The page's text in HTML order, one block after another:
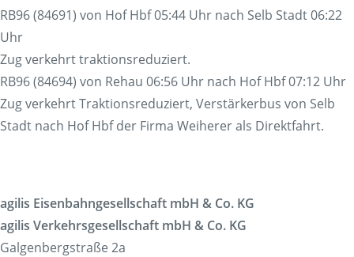
RB96 (84691) von Hof Hbf 05:44 Uhr nach Selb Stadt 06:22
Uhr
Zug verkehrt traktionsreduziert.
RB96 (84694) von Rehau 06:56 Uhr nach Hof Hbf 07:12 Uhr
Zug verkehrt Traktionsreduziert, Verstärkerbus von Selb
Stadt nach Hof Hbf der Firma Weiherer als Direktfahrt.
agilis Eisenbahngesellschaft mbH & Co. KG
agilis Verkehrsgesellschaft mbH & Co. KG
Galgenbergstraße 2a